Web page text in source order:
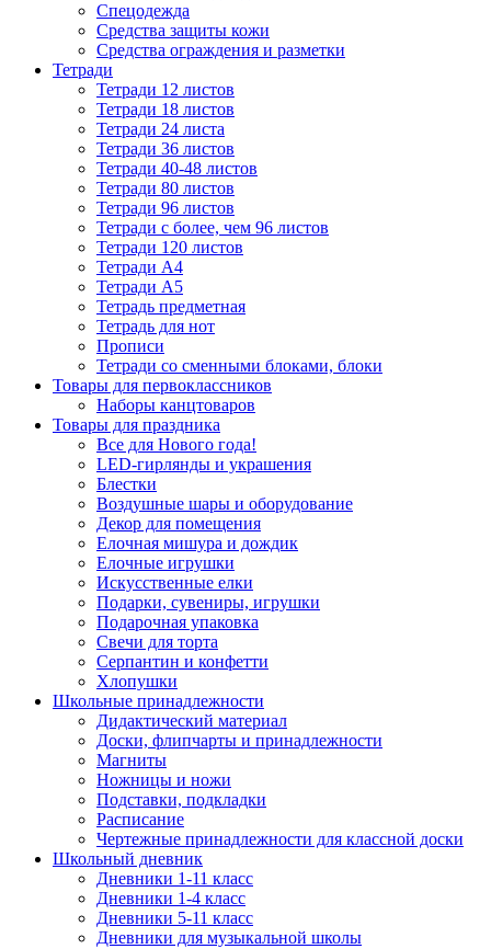
Спецодежда
Средства защиты кожи
Средства ограждения и разметки
Тетради
Тетради 12 листов
Тетради 18 листов
Тетради 24 листа
Тетради 36 листов
Тетради 40-48 листов
Тетради 80 листов
Тетради 96 листов
Тетради с более, чем 96 листов
Тетради 120 листов
Тетради А4
Тетради А5
Тетрадь предметная
Тетрадь для нот
Прописи
Тетради со сменными блоками, блоки
Товары для первоклассников
Наборы канцтоваров
Товары для праздника
Все для Нового года!
LED-гирлянды и украшения
Блестки
Воздушные шары и оборудование
Декор для помещения
Елочная мишура и дождик
Елочные игрушки
Искусственные елки
Подарки, сувениры, игрушки
Подарочная упаковка
Свечи для торта
Серпантин и конфетти
Хлопушки
Школьные принадлежности
Дидактический материал
Доски, флипчарты и принадлежности
Магниты
Ножницы и ножи
Подставки, подкладки
Расписание
Чертежные принадлежности для классной доски
Школьный дневник
Дневники 1-11 класс
Дневники 1-4 класс
Дневники 5-11 класс
Дневники для музыкальной школы